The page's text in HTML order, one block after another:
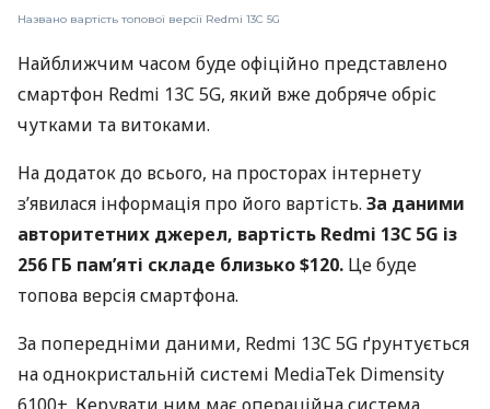
Названо вартість топової версії Redmi 13C 5G
Найближчим часом буде офіційно представлено
смартфон Redmi 13C 5G, який вже добряче обріс
чутками та витоками.
На додаток до всього, на просторах інтернету
з’явилася інформація про його вартість. За даними
авторитетних джерел, вартість Redmi 13C 5G із
256 ГБ пам’яті складе близько $120. Це буде
топова версія смартфона.
За попередніми даними, Redmi 13C 5G ґрунтується
на однокристальній системі MediaTek Dimensity